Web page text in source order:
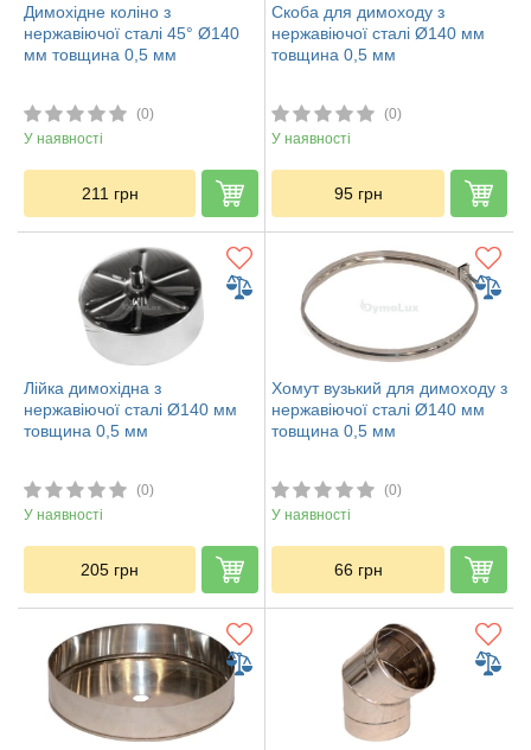
Димохідне коліно з
нержавіючої сталі 45° Ø140
мм товщина 0,5 мм
(0)
У наявності
211 грн
Скоба для димоходу з
нержавіючої сталі Ø140 мм
товщина 0,5 мм
(0)
У наявності
95 грн
Лійка димохідна з
нержавіючої сталі Ø140 мм
товщина 0,5 мм
(0)
У наявності
205 грн
Хомут вузький для димоходу з
нержавіючої сталі Ø140 мм
товщина 0,5 мм
(0)
У наявності
66 грн